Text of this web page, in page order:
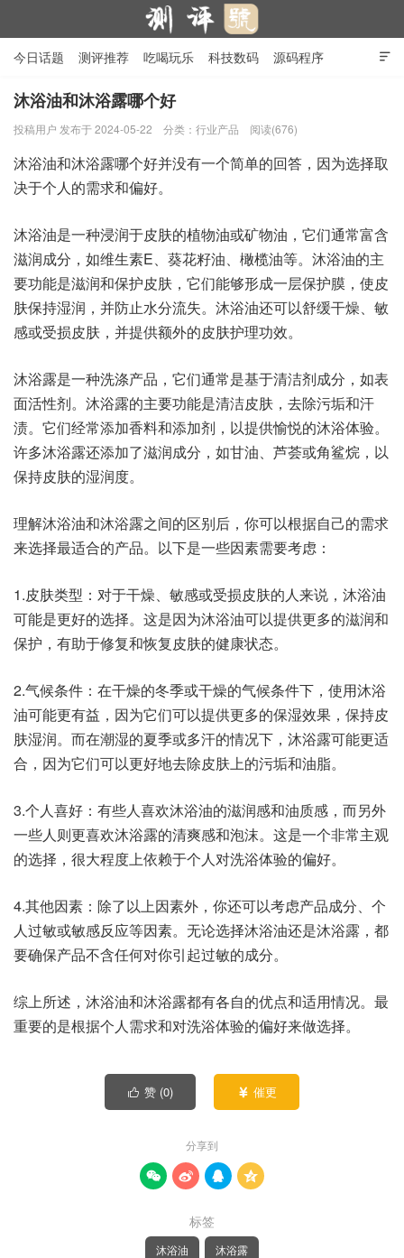

今日话题 测评推荐 吃喝玩乐 科技数码 源码程序
行业产品 在线投稿 隐私政策
沐浴油和沐浴露哪个好
投稿用户 发布于 2024-05-22 分类： 行业产品 阅读(676)
沐浴油和沐浴露哪个好并没有一个简单的回答，因为选择取
决于个人的需求和偏好。
沐浴油是一种浸润于皮肤的植物油或矿物油，它们通常富含
滋润成分，如维生素E、葵花籽油、橄榄油等。沐浴油的主
要功能是滋润和保护皮肤，它们能够形成一层保护膜，使皮
肤保持湿润，并防止水分流失。沐浴油还可以舒缓干燥、敏
感或受损皮肤，并提供额外的皮肤护理功效。
沐浴露是一种洗涤产品，它们通常是基于清洁剂成分，如表
面活性剂。沐浴露的主要功能是清洁皮肤，去除污垢和汗
渍。它们经常添加香料和添加剂，以提供愉悦的沐浴体验。
许多沐浴露还添加了滋润成分，如甘油、芦荟或角鲨烷，以
保持皮肤的湿润度。
理解沐浴油和沐浴露之间的区别后，你可以根据自己的需求
来选择最适合的产品。以下是一些因素需要考虑：
1.皮肤类型：对于干燥、敏感或受损皮肤的人来说，沐浴油
可能是更好的选择。这是因为沐浴油可以提供更多的滋润和
保护，有助于修复和恢复皮肤的健康状态。
2.气候条件：在干燥的冬季或干燥的气候条件下，使用沐浴
油可能更有益，因为它们可以提供更多的保湿效果，保持皮
肤湿润。而在潮湿的夏季或多汗的情况下，沐浴露可能更适
合，因为它们可以更好地去除皮肤上的污垢和油脂。
3.个人喜好：有些人喜欢沐浴油的滋润感和油质感，而另外
一些人则更喜欢沐浴露的清爽感和泡沫。这是一个非常主观
的选择，很大程度上依赖于个人对洗浴体验的偏好。
4.其他因素：除了以上因素外，你还可以考虑产品成分、个
人过敏或敏感反应等因素。无论选择沐浴油还是沐浴露，都
要确保产品不含任何对你引起过敏的成分。
综上所述，沐浴油和沐浴露都有各自的优点和适用情况。最
重要的是根据个人需求和对洗浴体验的偏好来做选择。
 赞 (0)  催更
分享到
   
标签
沐浴油 沐浴露